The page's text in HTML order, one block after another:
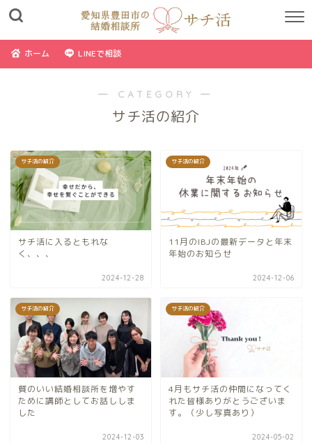
ホーム LINEで相談
― CATEGORY ―
サチ活の紹介
サチ活の紹介
サチ活に入るともれな
く、、、
2024-12-28
サチ活の紹介
11月のIBJの最新データと年末
年始のお知らせ
2024-12-06
サチ活の紹介
質のいい結婚相談所を増やす
ために講師としてお話ししま
した
2024-12-03
サチ活の紹介
4月もサチ活の仲間になってく
れた皆様ありがとうございま
す。（少し写真あり）
2024-05-02